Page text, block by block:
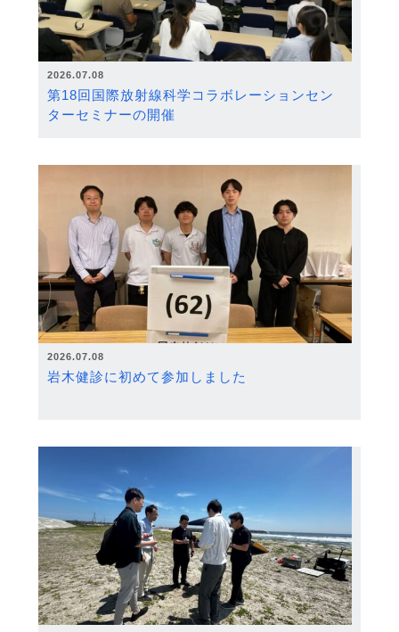
2026.07.08
第18回国際放射線科学コラボレーションセン
ターセミナーの開催
2026.07.08
岩木健診に初めて参加しました